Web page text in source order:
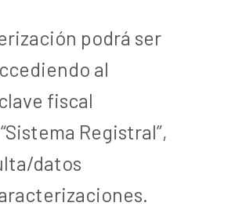
podrá ser
al
fiscal
Registral”,
datos